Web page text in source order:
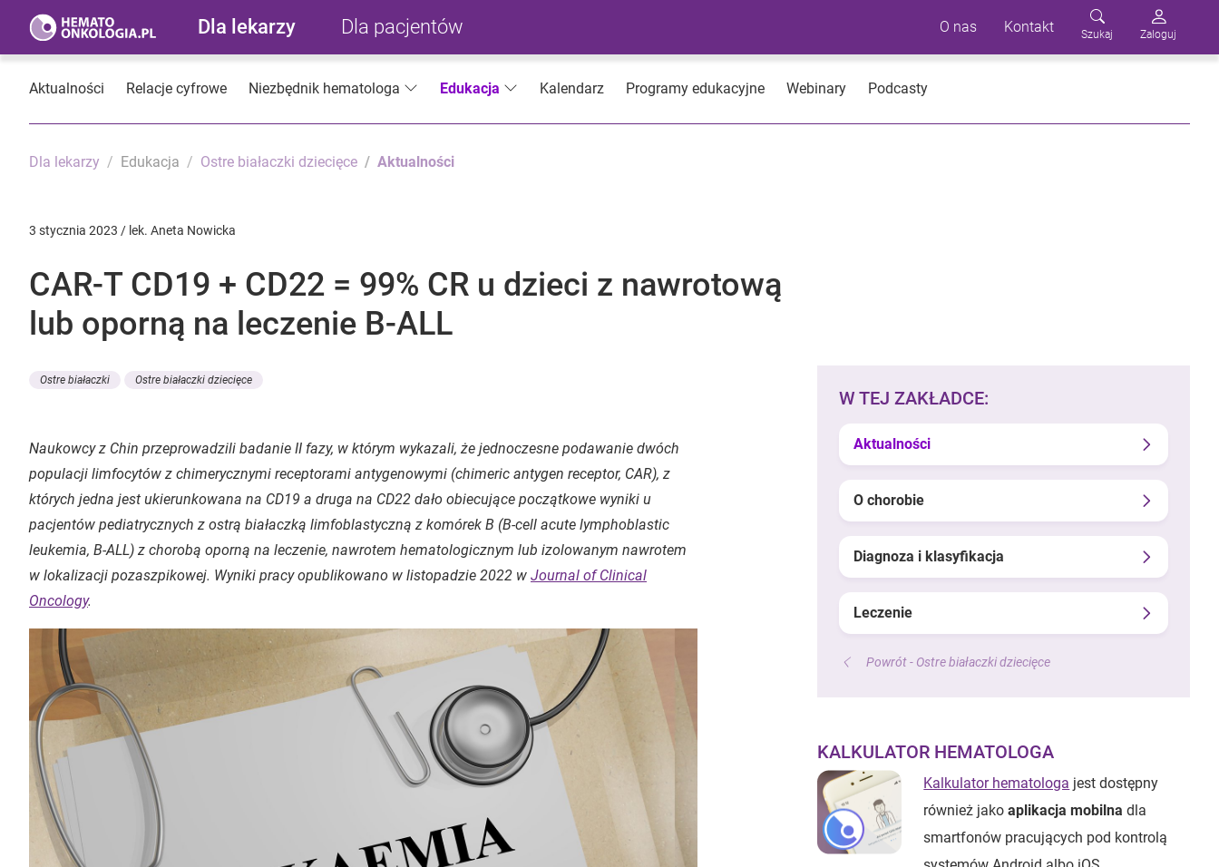
Dla lekarzy Dla pacjentów O nas Kontakt Szukaj Zaloguj
Aktualności Relacje cyfrowe Niezbędnik hematologa Edukacja Kalendarz Programy edukacyjne Webinary Podcasty
Dla lekarzy Edukacja Ostre białaczki dziecięce Aktualności
3 stycznia 2023 / lek. Aneta Nowicka
CAR-T CD19 + CD22 = 99% CR u dzieci z nawrotową
lub oporną na leczenie B-ALL
Ostre białaczki Ostre białaczki dziecięce
Naukowcy z Chin przeprowadzili badanie II fazy, w którym wykazali, że jednoczesne podawanie dwóch
populacji limfocytów z chimerycznymi receptorami antygenowymi (chimeric antygen receptor, CAR), z
których jedna jest ukierunkowana na CD19 a druga na CD22 dało obiecujące początkowe wyniki u
pacjentów pediatrycznych z ostrą białaczką limfoblastyczną z komórek B (B-cell acute lymphoblastic
leukemia, B-ALL) z chorobą oporną na leczenie, nawrotem hematologicznym lub izolowanym nawrotem
w lokalizacji pozaszpikowej. Wyniki pracy opublikowano w listopadzie 2022 w Journal of Clinical
Oncology.
W TEJ ZAKŁADCE:
Aktualności
O chorobie
Diagnoza i klasyfikacja
Leczenie
Powrót - Ostre białaczki dziecięce
KALKULATOR HEMATOLOGA
Kalkulator hematologa jest dostępny
również jakoaplikacja mobilna dla
smartfonów pracujących pod kontrolą